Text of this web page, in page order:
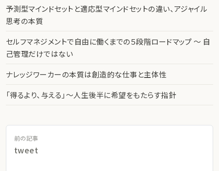
予測型マインドセットと適応型マインドセットの違い、アジャイル
思考の本質
セルフマネジメントで自由に働くまでの５段階ロードマップ 〜 自
己管理だけではない
ナレッジワーカーの本質は創造的な仕事と主体性
「得るより、与える」〜人生後半に希望をもたらす指針
前の記事
tweet